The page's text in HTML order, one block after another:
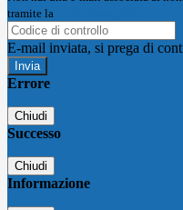
tramite la
E-mail inviata, si prega di
Errore
Chiudi
Successo
Chiudi
Informazione